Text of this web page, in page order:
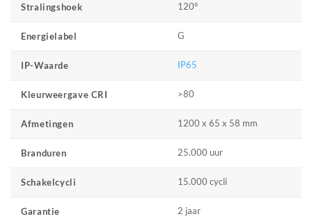
Stralingshoek 120°
Energielabel G
IP-Waarde IP65
Kleurweergave CRI >80
Afmetingen 1200 x 65 x 58 mm
Branduren 25.000 uur
Schakelcycli 15.000 cycli
Garantie 2 jaar